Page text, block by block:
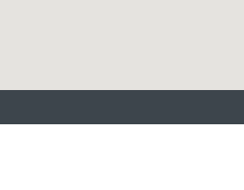
com a plataforma.
seu perfil.